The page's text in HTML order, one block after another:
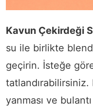
Kavun Çekirdeği
su ile birlikte
geçirin. İsteğe
yanması ve